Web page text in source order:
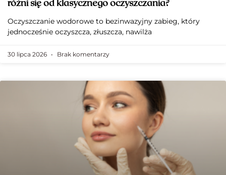
różni się od klasycznego oczyszczania?
Oczyszczanie wodorowe to bezinwazyjny zabieg, który
jednocześnie oczyszcza, złuszcza, nawilża
30 lipca 2026 Brak komentarzy